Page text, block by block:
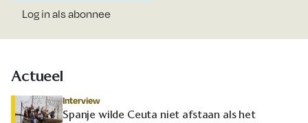
Log in als abonnee
Actueel
Interview
Spanje wilde Ceuta niet afstaan als het